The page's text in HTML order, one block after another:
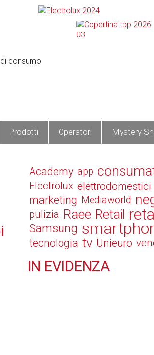
Prodotti Operatori Mystery
Academy app
Electrolux elettrodomestici
marketing Mediaworld
pulizia Raee Retail
Samsung
tecnologia tv Unieuro
IN EVIDENZA